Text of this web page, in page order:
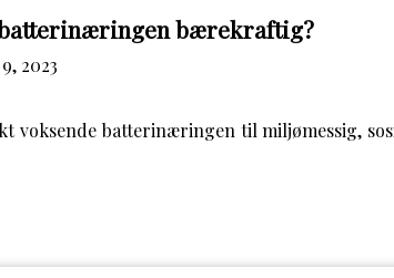
batterinæringen bærekraftig?
2023
voksende batterinæringen til miljømessig,